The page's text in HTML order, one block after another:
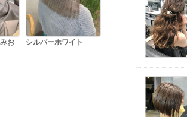
お
シルバーホワイト